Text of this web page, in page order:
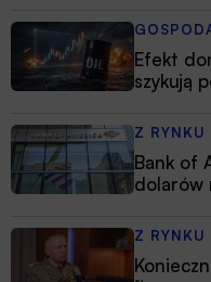
Efekt
szykują
Z RYNKU
Bank of
dolarów
Z RYNKU